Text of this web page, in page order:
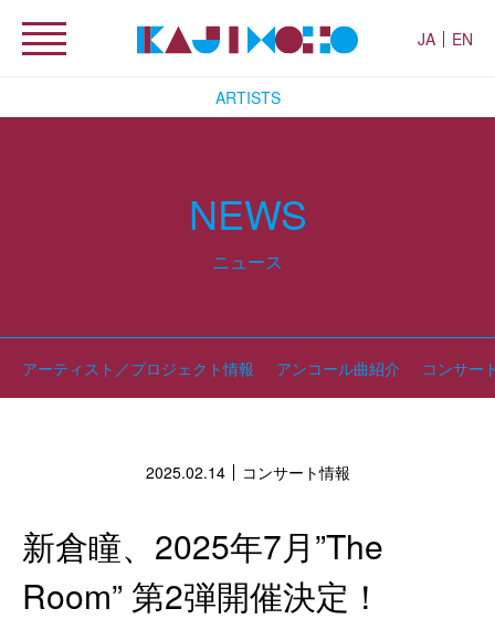
JA EN
ARTISTS
NEWS
ニュース
アーティスト／プロジェクト情報 アンコール曲紹介 コンサー
2025.02.14 コンサート情報
新倉瞳、2025年7月”The
Room” 第2弾開催決定！